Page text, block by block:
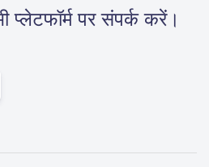
पर संपर्क करें।